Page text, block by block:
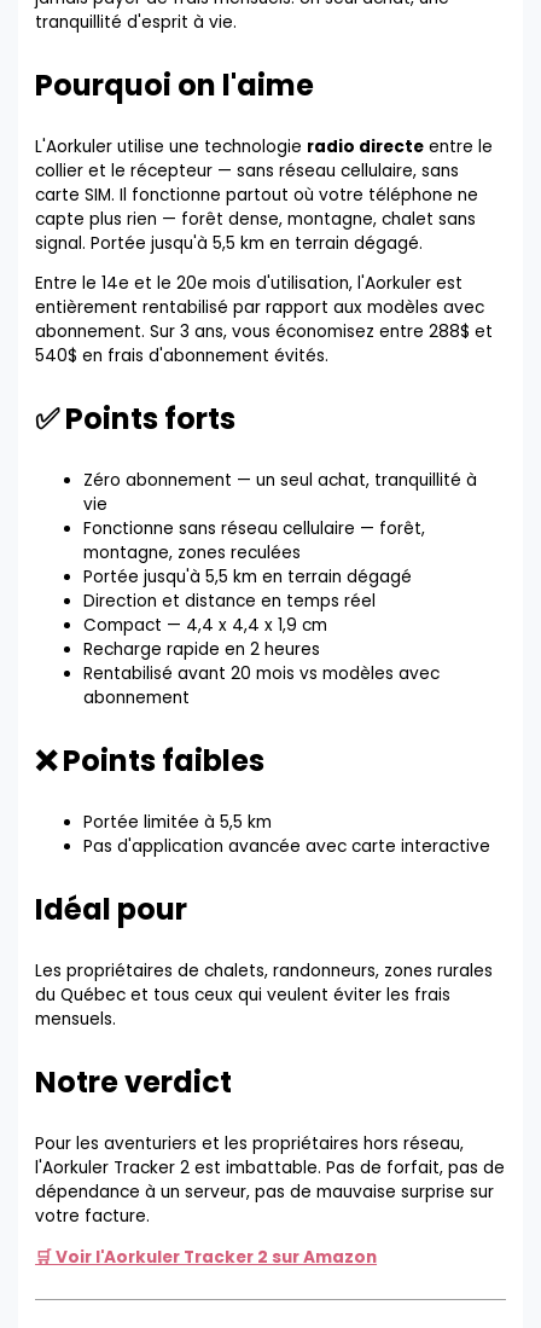
tranquillité d'esprit à vie.
Pourquoi on l'aime
L'Aorkuler utilise une technologie radio directe entre le
collier et le récepteur — sans réseau cellulaire, sans
carte SIM. Il fonctionne partout où votre téléphone ne
capte plus rien — forêt dense, montagne, chalet sans
signal. Portée jusqu'à 5,5 km en terrain dégagé.
Entre le 14e et le 20e mois d'utilisation, l'Aorkuler est
entièrement rentabilisé par rapport aux modèles avec
abonnement. Sur 3 ans, vous économisez entre 288$ et
540$ en frais d'abonnement évités.
✅ Points forts
Zéro abonnement — un seul achat, tranquillité à
vie
Fonctionne sans réseau cellulaire — forêt,
montagne, zones reculées
Portée jusqu'à 5,5 km en terrain dégagé
Direction et distance en temps réel
Compact — 4,4 x 4,4 x 1,9 cm
Recharge rapide en 2 heures
Rentabilisé avant 20 mois vs modèles avec
abonnement
❌ Points faibles
Portée limitée à 5,5 km
Pas d'application avancée avec carte interactive
Idéal pour
Les propriétaires de chalets, randonneurs, zones rurales
du Québec et tous ceux qui veulent éviter les frais
mensuels.
Notre verdict
Pour les aventuriers et les propriétaires hors réseau,
l'Aorkuler Tracker 2 est imbattable. Pas de forfait, pas de
dépendance à un serveur, pas de mauvaise surprise sur
votre facture.
🛒 Voir l'Aorkuler Tracker 2 sur Amazon